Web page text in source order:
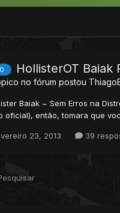
HollisterOT Baiak
no fórum postou
Baiak ~ Sem Erros na
oficial), então, tomara que
23, 2013 39